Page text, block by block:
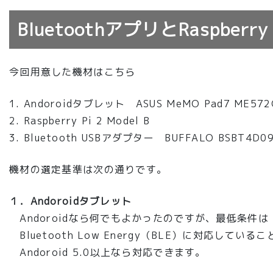
BluetoothアプリとRaspberry
今回用意した機材はこちら
Andoroidタブレット ASUS MeMO Pad7
Raspberry Pi 2 Model B
Bluetooth USBアダプター BUFFALO
機材の選定基準は次の通りです。
１．Andoroidタブレット
Andoroidなら何でもよかったのですが、最低条件は
Bluetooth Low Energy（BLE）に対応していること
Andoroid 5.0以上なら対応できます。